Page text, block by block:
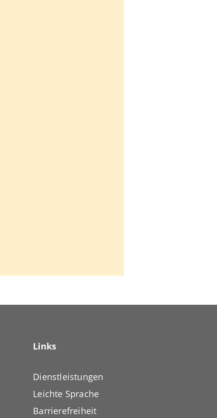
Links
Dienstleistungen
Leichte Sprache
Barrierefreiheit